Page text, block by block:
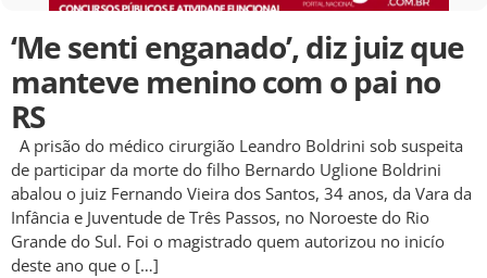
‘Me senti enganado’, diz juiz que
manteve menino com o pai no
RS
A prisão do médico cirurgião Leandro Boldrini sob suspeita
de participar da morte do filho Bernardo Uglione Boldrini
abalou o juiz Fernando Vieira dos Santos, 34 anos, da Vara da
Infância e Juventude de Três Passos, no Noroeste do Rio
Grande do Sul. Foi o magistrado quem autorizou no inicío
deste ano que o […]